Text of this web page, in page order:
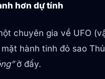
hơn dự tính
chuyên gia về UFO
hành tinh đỏ sao
ở đấy.